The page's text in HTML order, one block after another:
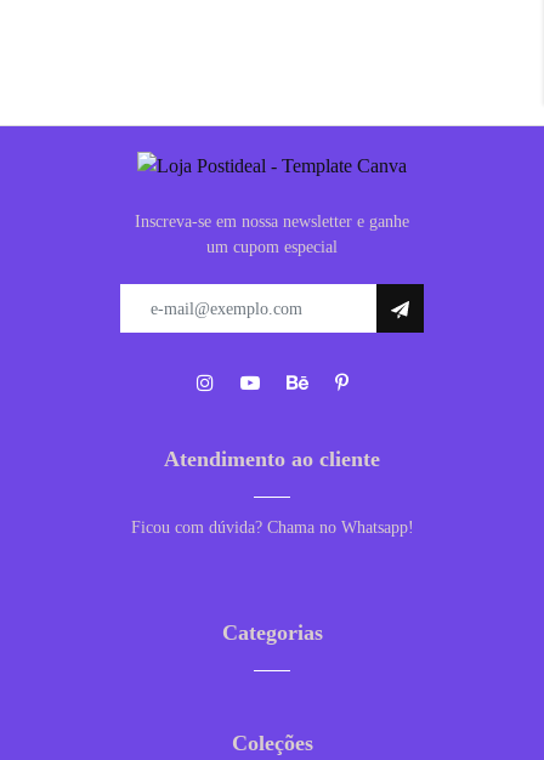
Inscreva-se em nossa newsletter e ganhe
um cupom especial
Atendimento ao cliente
Ficou com dúvida? Chama no Whatsapp!
Categorias
Coleções